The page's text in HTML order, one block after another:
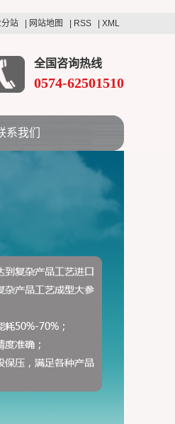
站 网站地图 RSS XML
全国咨询热线
0574-62501510
系我们